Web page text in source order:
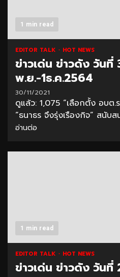
1 min read
EDITOR TALK HOT NEWS
ข่าวเด่น ข่าวดัง วันที่
พ.ย.-1ธ.ค.2564
30/11/2021
ดูแล้ว: 1,075 “เลือกตั้ง อบต
“ธนาธร จึงรุ่งเรืองกิจ” สนับ
อ่านต่อ
1 min read
EDITOR TALK HOT NEWS
ข่าวเด่น ข่าวดัง วัน